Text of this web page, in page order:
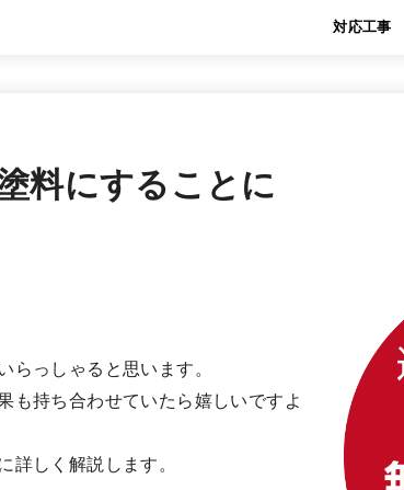
対応工事
料にすることに
らっしゃると思います。
も持ち合わせていたら嬉しいですよ
詳しく解説します。